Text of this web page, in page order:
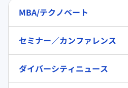
MBA/テクノベート
セミナー／カンファレンス
ダイバーシティニュース